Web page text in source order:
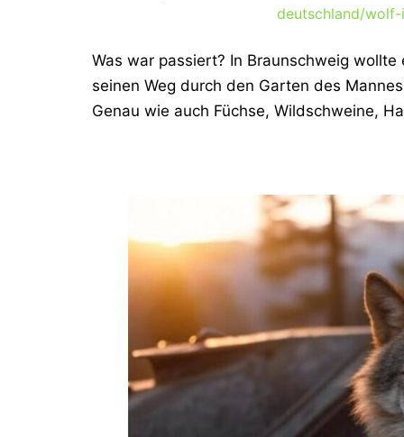
deutschland/
Was war passiert? In Braunschweig
seinen Weg durch den Garten des
Genau wie auch Füchse, Wildschweine,